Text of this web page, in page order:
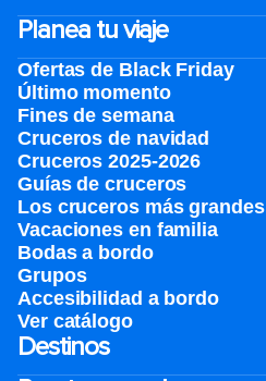
Planea tu viaje
Ofertas de Black Friday
Último momento
Fines de semana
Cruceros de navidad
Cruceros 2025-2026
Guías de cruceros
Los cruceros más grandes
Vacaciones en familia
Bodas a bordo
Grupos
Accesibilidad a bordo
Ver catálogo
Destinos